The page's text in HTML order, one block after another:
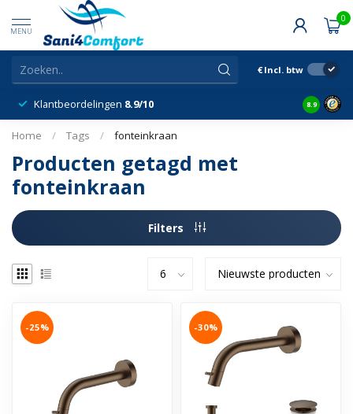
MENU
0
€ Incl. btw
Klantbeordelingen 8.9/10 8.9
Home / Tags / fonteinkraan
Producten getagd met
fonteinkraan
Filters
-25% -30%